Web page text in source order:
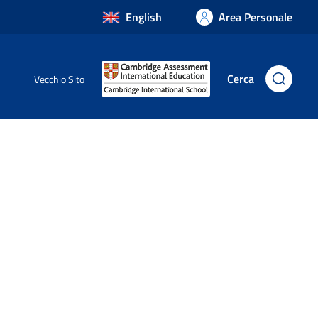
English Area Personale
Vecchio Sito Cerca